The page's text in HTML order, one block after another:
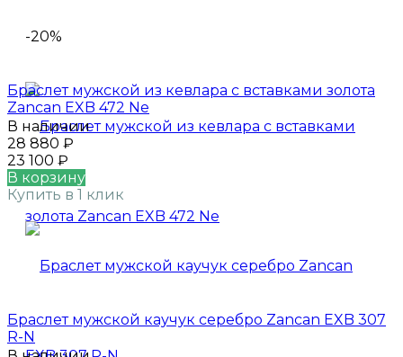
-20%
Браслет мужской из кевлара с вставками золота
Zancan EXB 472 Ne
В наличии
28 880 ₽
23 100 ₽
В корзину
Купить в 1 клик
Браслет мужской каучук серебро Zancan EXB 307
R-N